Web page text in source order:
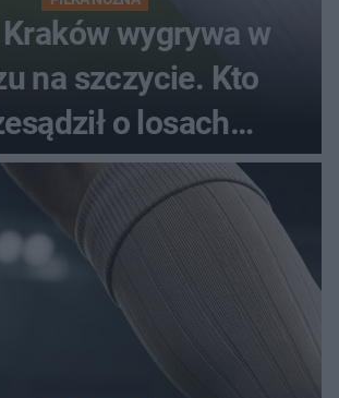
Kraków wygrywa w
na szczycie. Kto
o losach
spotkania?